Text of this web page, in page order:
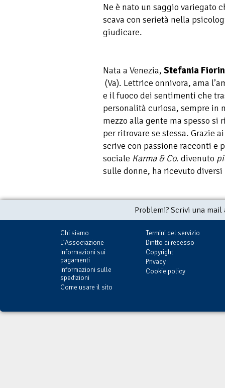
Ne è nato un saggio variegato
scava con serietà nella
giudicare.
Nata a Venezia, Stefania Fiorin
(Va). Lettrice onnivora, ama
e il fuoco dei sentimenti che
personalità curiosa, sempre in
mezzo alla gente ma spesso
per ritrovare se stessa. Grazie
scrive con passione racconti e
sociale Karma & Co. divenuto
sulle donne, ha ricevuto
Problemi? Scrivi una
Chi siamo
L'Associazione
Informazioni sui
pagamenti
Informazioni sulle
spedizioni
Come usare il sito
Termini del servizio
Diritto di recesso
Copyright
Privacy
Cookie policy